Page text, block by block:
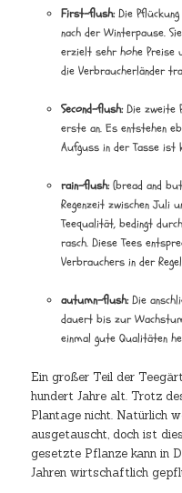
First-flush:Die
nach der Winterpause.
erzielt sehr hohe Preise
die Verbraucherländer
Second-flush:Die zweite
erste an. Es entstehen
Aufguss in der Tasse ist
rain-flush:(bread and
Regenzeit zwischen Juli
Teequalität, bedingt
rasch. Diese Tees
Verbrauchers in der
autumn-flush:Die
dauert bis zur
einmal gute Qualitäten
Ein großer Teil der
hundert Jahre alt. Trotz
Plantage nicht. Natürlich
ausgetauscht, doch ist
gesetzte Pflanze kann in
Jahren wirtschaftlich